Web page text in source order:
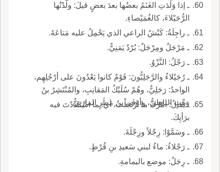
ـ إذا وَلَدَتِ الغَنَمُ بعضُها بعدَ بعضٍ قيلَ: ولَّدْتُها
الرُّجَيْلاءَ، كالغُمَيْصاءِ.
ـ راجِلَةُ: كَبْشُ الراعي الذي يَحْمِلُ عليه مَتاعَهُ.
ـ مَرْجَلٌ ومِرْجَلٌ: بُرْدٌ يَمَنِيٌّ.
ـ رَجْلُ: النَّزْوُ.
ـ رُجَيْلاءُ والرَّجَلِيُّونَ: قَوْمٌ كانوا يَعْدُونَ على أرْجُلِهِم،
الواحدُ: رَجَلِيٌّ، وهُمْ سُلَيْكُ المَقانِبِ، والمُنْتَشِرُ بنُ
وَهْبٍ الباهِليُّ، وأوْفَى بنُ مَطَرٍ المازِنِيُّ.
ـ يقالُ: أمْرُكَ ما ارْتَجَلْتَ، أي: ما اسْتَبْدَدْتَ فيه
برَأيِكَ.
ـ وسَمَّوْا: رِجْلاً ورِجْلَةَ.
ـ رَجْلاءُ: ماءٌ لبني سَعيدِ بنِ قُرْطٍ.
ـ رِجَلُ: موضع باليمامةِ.